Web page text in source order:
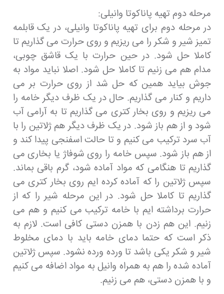
مرحله دوم تهیه پاناکوتا وانیلی:
در مرحله دوم برای تهیه پاناکوتا وانیلی، در یک قابلمه
تمیز شیر و شکر را می ریزیم و روی حرارت می گذاریم تا
کاملا حل شود. در حین حرارت با یک قاشق چوبی،
مدام هم می زنیم تا کاملا حل شود. اصلا نباید مواد به
جوش بیاید همین که حل شد از روی حرارت بر می
داریم و کنار می گذاریم. حال در یک ظرف دیگر خامه را
می ریزیم و روی بخار کتری می گذاریم تا به آرامی آب
شود و از هم باز شود. در یک ظرف دیگر هم ژلاتین را با
آب سرد ترکیب می کنیم و تا حالت اسفنجی پیدا کند و
از هم باز شود. سپس خامه را روی شوفاژ یا بخاری می
گذاریم تا هنگامی که مواد آماده شود، گرم باقی بماند.
سپس ژلاتین را که آماده کرده ایم روی بخار کتری می
گذاریم تا کاملا حل شود. در این مرحله شیر را که از
حرارت برداشته ایم با خامه ترکیب می کنیم و هم می
زنیم. این هم زدن با همزن دستی کافی است. لازم به
ذکر است که حتما دمای خامه باید با دمای مخلوط
شیر و شکر یکی باشد تا ورده ورده نشود. سپس ژلاتین
آماده شده را هم به همراه وانیل به مواد اضافه می کنیم
و با همزن دستی، هم می زنیم.